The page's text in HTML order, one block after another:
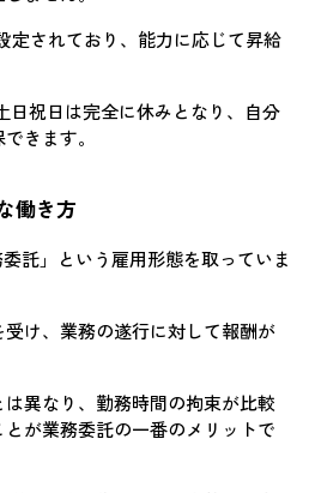
定されており、能力に応じて昇給
日祝日は完全に休みとなり、自分
きます。
働き方
託」という雇用形態を取っていま
け、業務の遂行に対して報酬が
異なり、勤務時間の拘束が比較
が業務委託の一番のメリットで